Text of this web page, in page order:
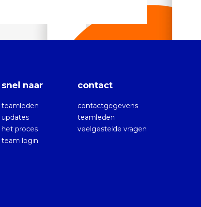
snel naar
teamleden
updates
het proces
team login
contact
contactgegevens
teamleden
veelgestelde vragen